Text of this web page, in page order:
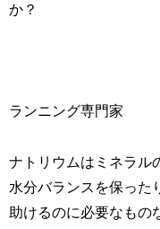
か？
ランニング専門家
ナトリウムはミネラル
水分バランスを保った
助けるのに必要なもの